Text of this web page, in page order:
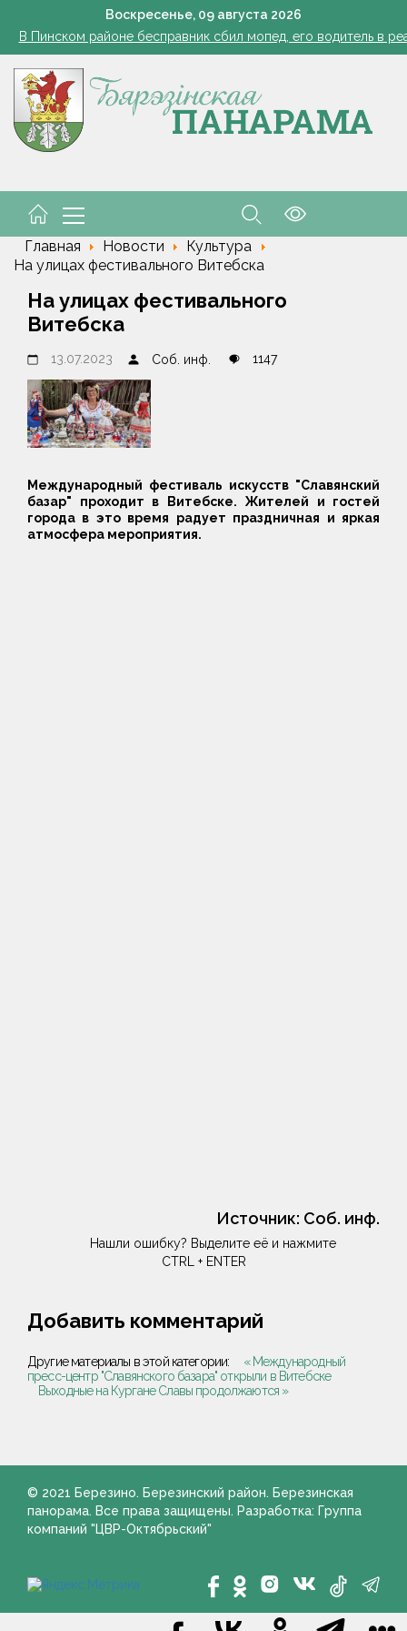
Воскресенье, 09 августа 2026
Губернатор поздравил строителей с профессиональным
В Пинском районе бесправник сбил мопед, его водитель в
жара ушла, но лето не спешит прощаться. Рябов рассказал о
а розацеа обострилась? Врач объяснила, почему
Губернатор поздравил строителей с профессиональным
Главная Новости
Культура
На улицах фестивального Витебска
На улицах фестивального
Витебска
13.07.2023 Соб. инф. 1147
Международный фестиваль искусств "Славянский
базар" проходит в Витебске. Жителей и гостей
города в это время радует праздничная и яркая
атмосфера мероприятия.
Источник: Соб. инф.
Нашли ошибку? Выделите её и нажмите
CTRL + ENTER
Добавить комментарий
Другие материалы в этой категории:
« Международный
пресс-центр "Славянского базара" открыли в Витебске
Выходные на Кургане Славы продолжаются »
© 2021 Березино. Березинский район. Березинская
панорама. Все права защищены. Разработка: Группа
компаний "ЦВР-Октябрьский"